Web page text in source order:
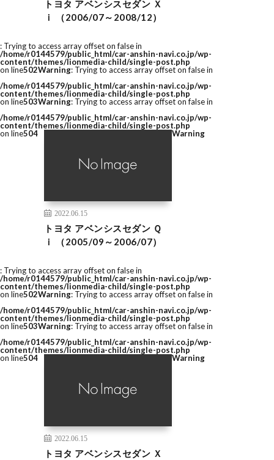
トヨタ アベンシスセダン Ｘ
ｉ （2006/07～2008/12）
: Trying to access array offset on false in
/home/r0144579/public_html/car-anshin-navi.co.jp/wp-
content/themes/lionmedia-child/single-post.php
on line502Warning: Trying to access array offset on false in
/home/r0144579/public_html/car-anshin-navi.co.jp/wp-
content/themes/lionmedia-child/single-post.php
on line503Warning: Trying to access array offset on false in
/home/r0144579/public_html/car-anshin-navi.co.jp/wp-
content/themes/lionmedia-child/single-post.php
on line504
2022.06.15
トヨタ アベンシスセダン Ｑ
ｉ （2005/09～2006/07）
Warning
: Trying to access array offset on false in
/home/r0144579/public_html/car-anshin-navi.co.jp/wp-
content/themes/lionmedia-child/single-post.php
on line502Warning: Trying to access array offset on false in
/home/r0144579/public_html/car-anshin-navi.co.jp/wp-
content/themes/lionmedia-child/single-post.php
on line503Warning: Trying to access array offset on false in
/home/r0144579/public_html/car-anshin-navi.co.jp/wp-
content/themes/lionmedia-child/single-post.php
on line504
2022.06.15
トヨタ アベンシスセダン Ｘ
Warning